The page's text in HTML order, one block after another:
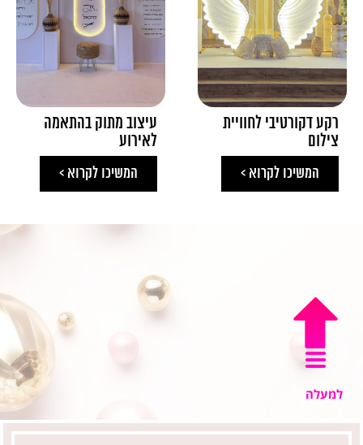
רקע דקורטיבי לחוויית
צילום
המשיכו לקרוא >
עיצוב מתוק בהתאמה
לאירוע
המשיכו לקרוא >
למעלה